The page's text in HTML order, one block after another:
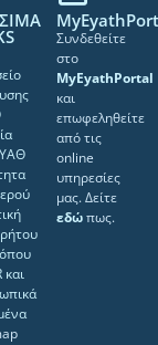
και
Συνδεθείτε
στο
MyEyathPortal
και
επωφεληθείτε
από τις
online
υπηρεσίες
μας. Δείτε
εδώπως.